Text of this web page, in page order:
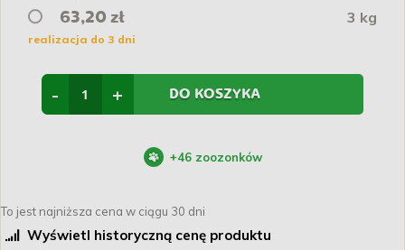
63,20 zł 3 kg
realizacja do 3 dni
+
- DO KOSZYKA
+46 zoozonków
To jest najniższa cena w ciągu 30 dni
Wyświetl historyczną cenę produktu